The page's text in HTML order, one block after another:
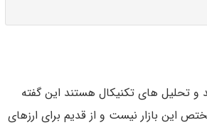
و تحلیل های تکنیکال هستند این گفته
این بازار نیست و از قدیم برای ارزهای